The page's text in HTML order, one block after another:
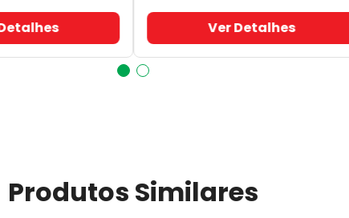
Ver Detalhes
Produtos Similares